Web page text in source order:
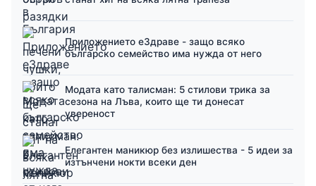
Приложението еЗдраве - защо всяко
българско семейство има нужда от него
Модата като талисман: 5 стилови трика за
сезона на Лъва, които ще ти донесат
увереност
Елегантен маникюр без излишества - 5 идеи за
изтънчени нокти всеки ден